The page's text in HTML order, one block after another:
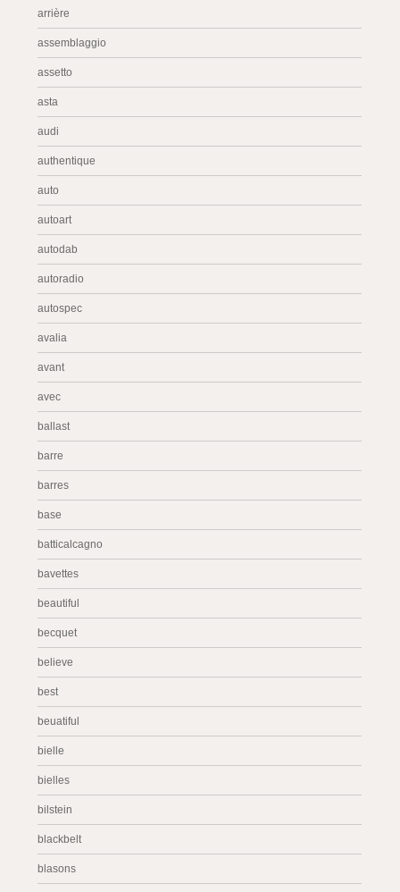
arrière
assemblaggio
assetto
asta
audi
authentique
auto
autoart
autodab
autoradio
autospec
avalia
avant
avec
ballast
barre
barres
base
batticalcagno
bavettes
beautiful
becquet
believe
best
beuatiful
bielle
bielles
bilstein
blackbelt
blasons